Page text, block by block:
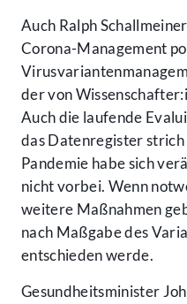
Auch Ralph
Corona-Management
der von
Auch die laufende
das Datenregister
Pandemie habe sich
nicht vorbei. Wenn
weitere Maßnahmen
nach Maßgabe des
entschieden werde.
Gesundheitsminister